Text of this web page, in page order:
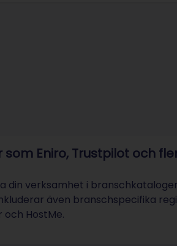
Eniro, Trustpilot och
din verksamhet i
även branschspecifika
och HostMe.